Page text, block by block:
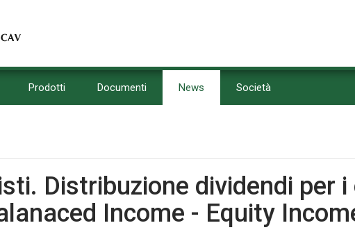
Prodotti Documenti News Società
Distribuzione dividendi per
Income - Equity